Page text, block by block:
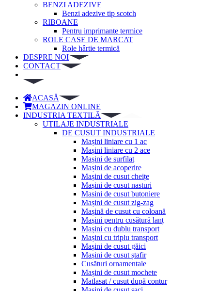
BENZI ADEZIVE
Benzi adezive tip scotch
RIBOANE
Pentru imprimante termice
ROLE CASE DE MARCAT
Role hârtie termică
DESPRE NOI
CONTACT
ACASĂ
MAGAZIN ONLINE
INDUSTRIA TEXTILĂ
UTILAJE INDUSTRIALE
DE CUSUT INDUSTRIALE
Mașini liniare cu 1 ac
Mașini liniare cu 2 ace
Mașini de surfilat
Mașini de acoperire
Mașini de cusut cheițe
Mașini de cusut nasturi
Masini de cusut butoniere
Mașini de cusut zig-zag
Mașină de cusut cu coloană
Mașini pentru cusătură lanț
Mașini cu dublu transport
Mașini cu triplu transport
Mașini de cusut găici
Mașini de cusut ștafir
Cusături ornamentale
Mașini de cusut mochete
Matlasat / cusut după contur